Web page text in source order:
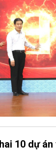
10 dự